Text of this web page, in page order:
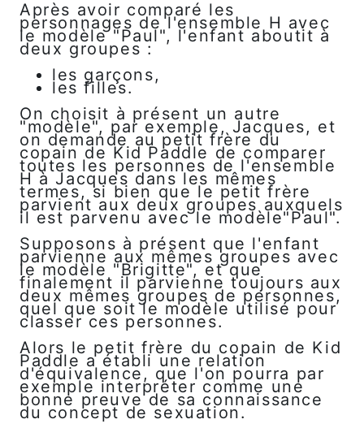
Après avoir comparé les
personnages de l'ensemble H avec
le modèle "Paul", l'enfant aboutit à
deux groupes :
les garçons,
les filles.
On choisit à présent un autre
"modèle", par exemple, Jacques, et
on demande au petit frère du
copain de Kid Paddle de comparer
toutes les personnes de l'ensemble
H à Jacques dans les mêmes
termes, si bien que le petit frère
parvient aux deux groupes auxquels
il est parvenu avec le modèle"Paul".
Supposons à présent que l'enfant
parvienne aux mêmes groupes avec
le modèle "Brigitte", et que
finalement il parvienne toujours aux
deux mêmes groupes de personnes,
quel que soit le modèle utilisé pour
classer ces personnes.
Alors le petit frère du copain de Kid
Paddle a établi une relation
d'équivalence, que l'on pourra par
exemple interpréter comme une
bonne preuve de sa connaissance
du concept de sexuation.